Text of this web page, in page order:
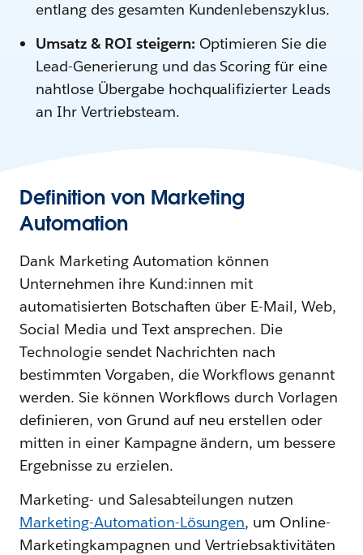
entlang des gesamten Kundenlebenszyklus.
Umsatz & ROI steigern: Optimieren Sie die
Lead-Generierung und das Scoring für eine
nahtlose Übergabe hochqualifizierter Leads
an Ihr Vertriebsteam.
Definition von Marketing
Automation
Dank Marketing Automation können
Unternehmen ihre Kund:innen mit
automatisierten Botschaften über E-Mail, Web,
Social Media und Text ansprechen. Die
Technologie sendet Nachrichten nach
bestimmten Vorgaben, die Workflows genannt
werden. Sie können Workflows durch Vorlagen
definieren, von Grund auf neu erstellen oder
mitten in einer Kampagne ändern, um bessere
Ergebnisse zu erzielen.
Marketing- und Salesabteilungen nutzen
Marketing-Automation-Lösungen, um Online-
Marketingkampagnen und Vertriebsaktivitäten